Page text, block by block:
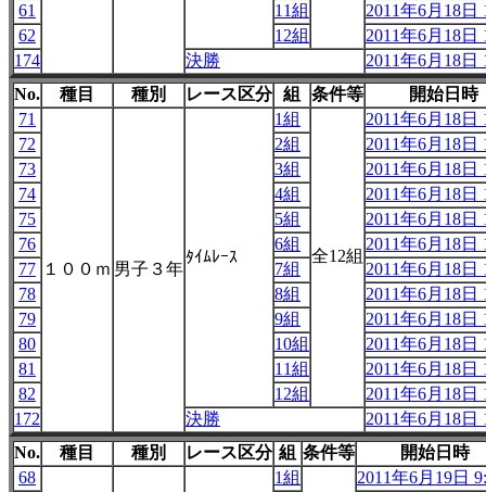
61
11組
2011年6月18日
62
12組
2011年6月18日
174
決勝
2011年6月18日
No.
種目 種別 レース区分 組 条件等
開始日時
71
１００ｍ 男子３年
ﾀｲﾑﾚｰｽ
1組
全12組
2011年6月18日
72
2組
2011年6月18日
73
3組
2011年6月18日
74
4組
2011年6月18日
75
5組
2011年6月18日
76
6組
2011年6月18日
77
7組
2011年6月18日
78
8組
2011年6月18日
79
9組
2011年6月18日
80
10組
2011年6月18日
81
11組
2011年6月18日
82
12組
2011年6月18日
172
決勝
2011年6月18日
No.
種目 種別 レース区分 組 条件等
開始日時
68
1組
2011年6月19日